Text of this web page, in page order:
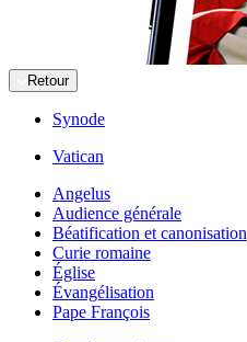
Retour
Synode
Vatican
Angelus
Audience générale
Béatification et canonisation
Curie romaine
Église
Évangélisation
Pape François